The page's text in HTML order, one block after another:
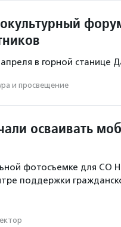
в горной станице
и просвещение
осваивать
фотосъемке для СО
поддержки